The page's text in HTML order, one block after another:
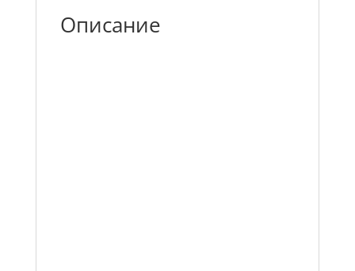
Описание